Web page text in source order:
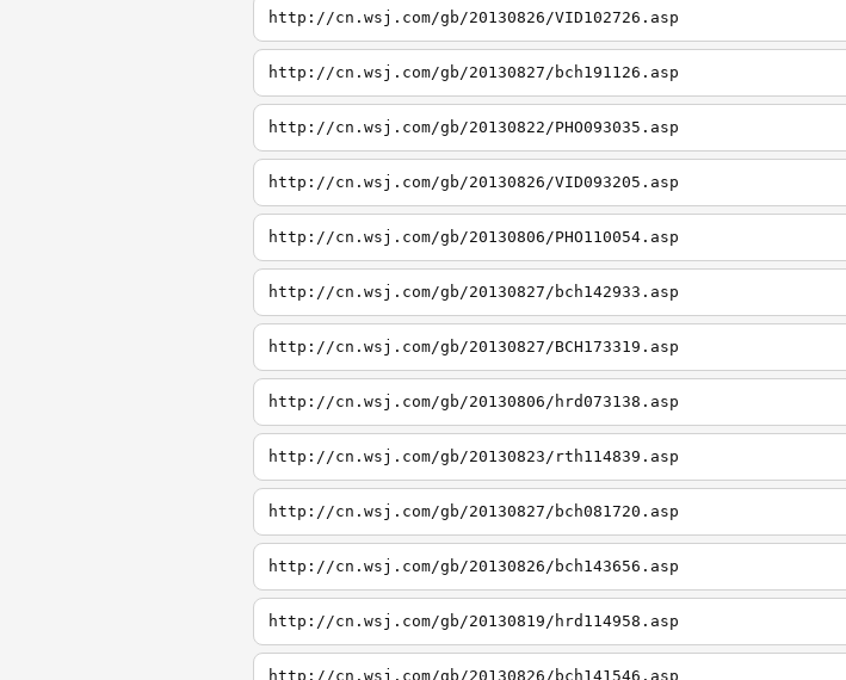
http://cn.wsj.com/gb/20130826/VID102726.asp
http://cn.wsj.com/gb/20130827/bch191126.asp
http://cn.wsj.com/gb/20130822/PHO093035.asp
http://cn.wsj.com/gb/20130826/VID093205.asp
http://cn.wsj.com/gb/20130806/PHO110054.asp
http://cn.wsj.com/gb/20130827/bch142933.asp
http://cn.wsj.com/gb/20130827/BCH173319.asp
http://cn.wsj.com/gb/20130806/hrd073138.asp
http://cn.wsj.com/gb/20130823/rth114839.asp
http://cn.wsj.com/gb/20130827/bch081720.asp
http://cn.wsj.com/gb/20130826/bch143656.asp
http://cn.wsj.com/gb/20130819/hrd114958.asp
http://cn.wsj.com/gb/20130826/bch141546.asp